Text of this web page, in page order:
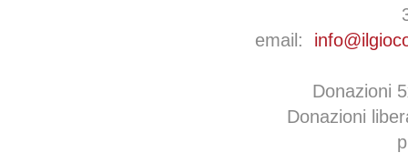
email:
Donazioni
Donazioni